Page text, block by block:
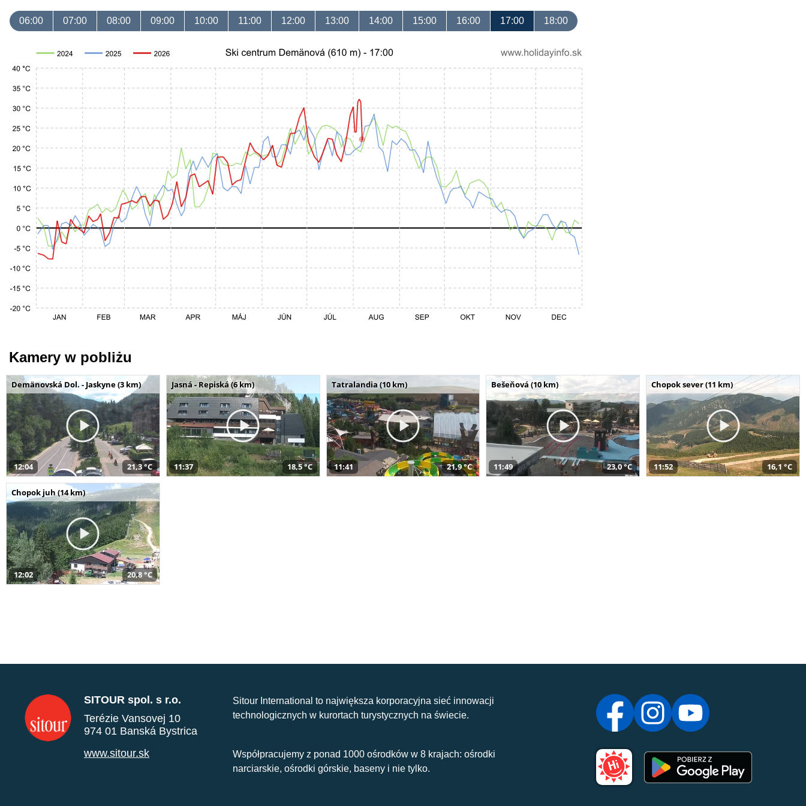
06:00 07:00 08:00 09:00 10:00 11:00 12:00 13:00 14:00 15:00 16:00 17:00 18:00
Kamery w pobliżu
Demänovská Dol. - Jaskyne (3 km)
12:04 21,3 °C
Jasná - Repiská (6 km)
11:37 18,5 °C
Tatralandia (10 km)
11:41 21,9 °C
Bešeňová (10 km)
11:49 23,0 °C
Chopok sever (11 km)
11:52 16,1 °C
Chopok juh (14 km)
12:02 20,8 °C
SITOUR spol. s r.o.
Terézie Vansovej 10
974 01 Banská Bystrica
www.sitour.sk
Sitour International to największa korporacyjna sieć innowacji
technologicznych w kurortach turystycznych na świecie.
Współpracujemy z ponad 1000 ośrodków w 8 krajach: ośrodki
narciarskie, ośrodki górskie, baseny i nie tylko.